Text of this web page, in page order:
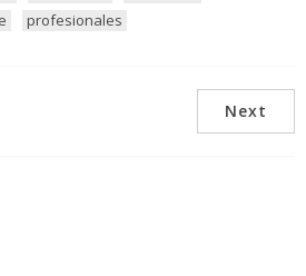
profesionales
Next